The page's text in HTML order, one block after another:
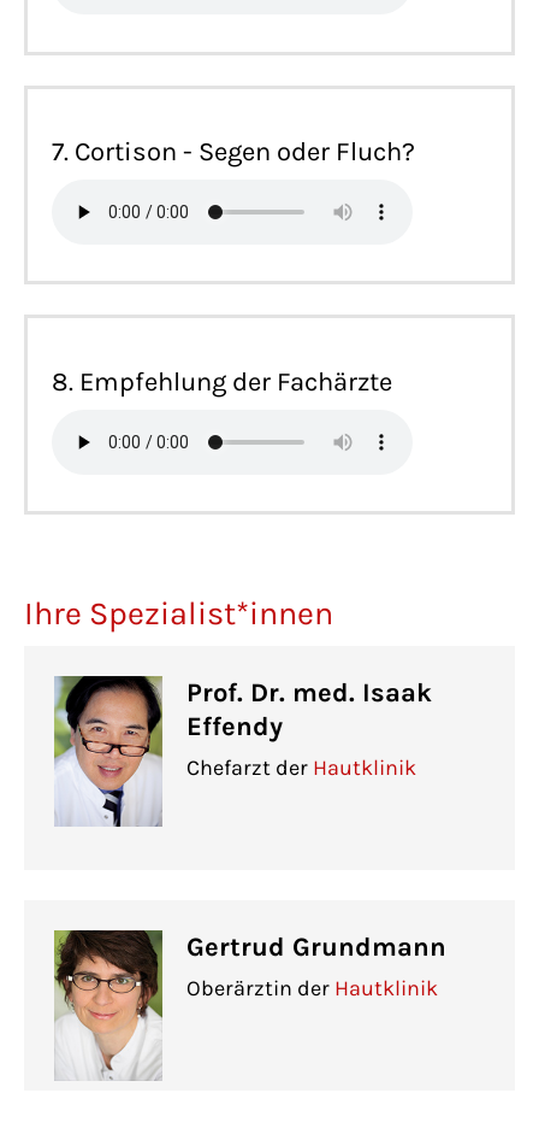
7. Cortison - Segen oder Fluch?
8. Empfehlung der Fachärzte
Ihre Spezialist*innen
Prof. Dr. med. Isaak
Effendy
Chefarzt der Hautklinik
Gertrud Grundmann
Oberärztin der Hautklinik